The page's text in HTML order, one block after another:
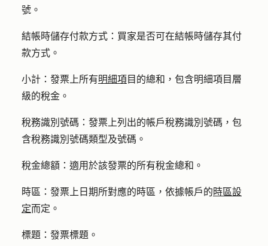
號。
結帳時儲存付款方式： 買家是否可在結帳時儲存其付
款方式。
小計： 發票上所有明細項 目的總和，包含明細項目層
級的稅金。
稅務識別號碼： 發票上列出的帳戶稅務識別號碼，包
含稅務識別號碼類型及號碼。
稅金總額： 適用於該發票的所有稅金總和。
時區： 發票上日期所對應的時區，依據帳戶的時區設
定而定。
標題： 發票標題。